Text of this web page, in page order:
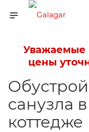
Уважаемые
цены
санузла
коттедже